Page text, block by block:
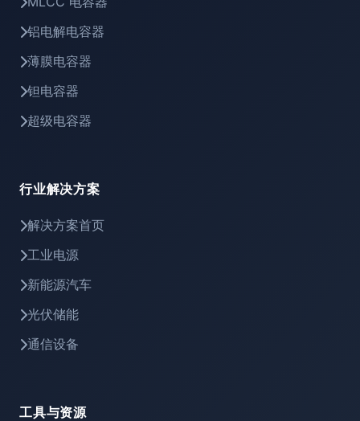
铝电解电容器
薄膜电容器
钽电容器
超级电容器
行业解决方案
解决方案首页
工业电源
新能源汽车
光伏储能
通信设备
工具与资源